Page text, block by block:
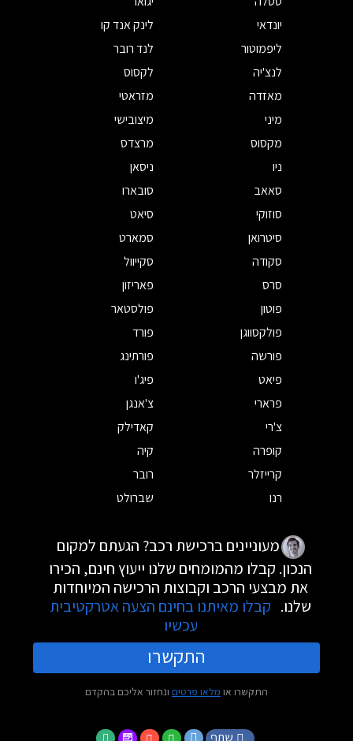
יונדאי
לינק אנד קו
ליפמוטור
לנד רובר
לנצ'יה
לקסוס
מאזדה
מזראטי
מיני
מיצובישי
מקסוס
מרצדס
ניו
ניסאן
סאאב
סובארו
סוזוקי
סיאט
סיטרואן
סמארט
סקודה
סקייוול
סרס
פאריזון
פוטון
פולסטאר
פולקסווגן
פורד
פורשה
פורתינג
פיאט
פיג'ו
פרארי
צ'אנגן
צ'רי
קאדילק
קופרה
קיה
קרייזלר
רובר
רנו
שברולט
מעוניינים ברכישת רכב? הגעתם למקום
הנכון. קבלו מהמומחים שלנו ייעוץ חינם, הכירו
את מבצעי הרכב וקבוצות הרכישה המיוחדות
שלנו. קבלו מאיתנו בחינם הצעה אטרקטיבית
עכשיו
התקשרו
התקשרו או מלאו פרטים ונחזור אליכם בהקדם